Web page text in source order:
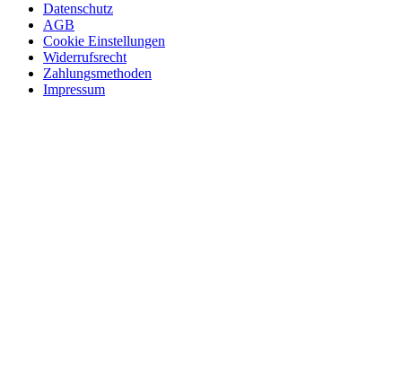
Datenschutz
AGB
Cookie Einstellungen
Widerrufsrecht
Zahlungsmethoden
Impressum